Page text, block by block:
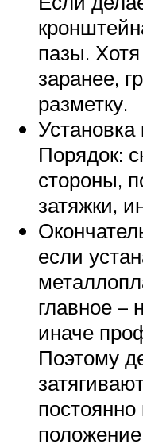
пазы.
заранее,
разметку.
Порядок:
стороны,
затяжки,
если
главное –
иначе
Поэтому
постоянно